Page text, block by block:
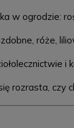
w ogrodzie:
róże,
i
rozrasta, czy